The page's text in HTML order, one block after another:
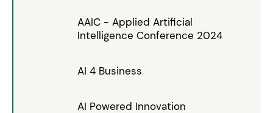
AAIC - Applied Artificial
Intelligence Conference 2024
AI 4 Business
AI Powered Innovation